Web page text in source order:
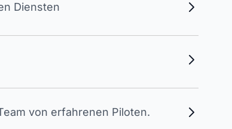
Diensten
von erfahrenen Piloten.